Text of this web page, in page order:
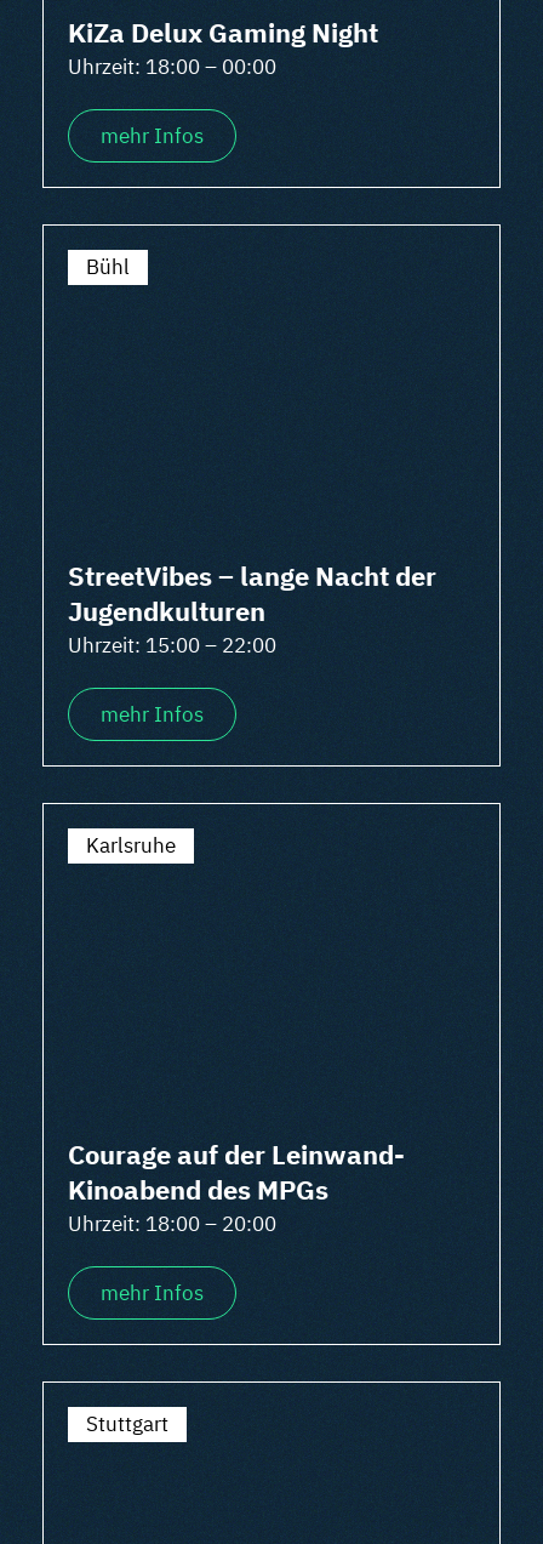
KiZa Delux Gaming Night
Uhrzeit: 18:00 – 00:00
mehr Infos
Bühl
StreetVibes – lange Nacht der
Jugendkulturen
Uhrzeit: 15:00 – 22:00
mehr Infos
Karlsruhe
Courage auf der Leinwand-
Kinoabend des MPGs
Uhrzeit: 18:00 – 20:00
mehr Infos
Stuttgart